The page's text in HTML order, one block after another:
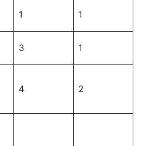
1 1
3 1
4 2